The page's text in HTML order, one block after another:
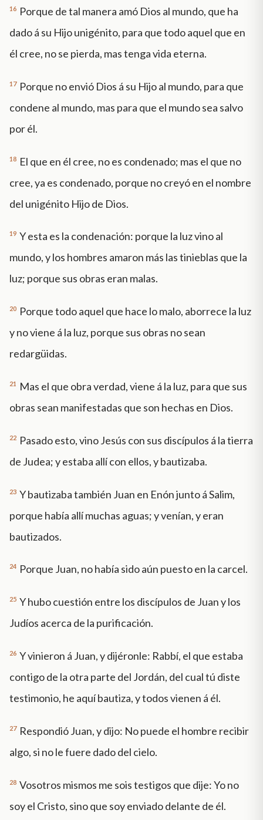
16 Porque de tal manera amó Dios al mundo, que ha
dado á su Hijo unigénito, para que todo aquel que en
él cree, no se pierda, mas tenga vida eterna.
17 Porque no envió Dios á su Hijo al mundo, para que
condene al mundo, mas para que el mundo sea salvo
por él.
18 El que en él cree, no es condenado; mas el que no
cree, ya es condenado, porque no creyó en el nombre
del unigénito Hijo de Dios.
19 Y esta es la condenación: porque la luz vino al
mundo, y los hombres amaron más las tinieblas que la
luz; porque sus obras eran malas.
20 Porque todo aquel que hace lo malo, aborrece la luz
y no viene á la luz, porque sus obras no sean
redargüidas.
21
Mas el que obra verdad, viene á la luz, para que sus
obras sean manifestadas que son hechas en Dios.
22 Pasado esto, vino Jesús con sus discípulos á la tierra
de Judea; y estaba allí con ellos, y bautizaba.
23 Y bautizaba también Juan en Enón junto á Salim,
porque había allí muchas aguas; y venían, y eran
bautizados.
24 Porque Juan, no había sido aún puesto en la carcel.
25 Y hubo cuestión entre los discípulos de Juan y los
Judíos acerca de la purificación.
26 Y vinieron á Juan, y dijéronle: Rabbí, el que estaba
contigo de la otra parte del Jordán, del cual tú diste
testimonio, he aquí bautiza, y todos vienen á él.
27 Respondió Juan, y dijo: No puede el hombre recibir
algo, si no le fuere dado del cielo.
28 Vosotros mismos me sois testigos que dije: Yo no
soy el Cristo, sino que soy enviado delante de él.